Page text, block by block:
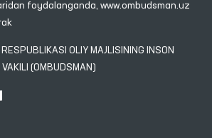
foydalanganda, www.ombudsman.uz
OLIY MAJLISINING INSON
(OMBUDSMAN)